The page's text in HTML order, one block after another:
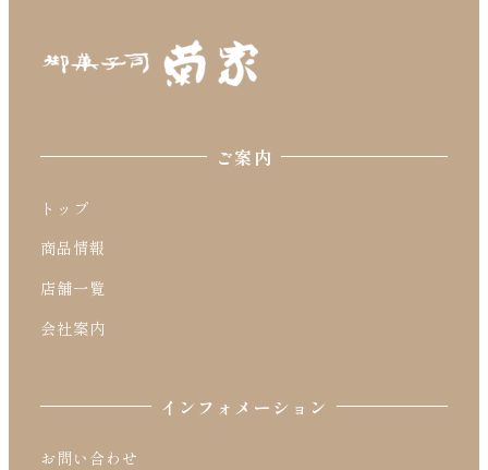
ー
送
り
ご案内
トップ
商品情報
店舗一覧
会社案内
インフォメーション
お問い合わせ